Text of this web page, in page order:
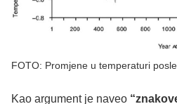
FOTO: Promjene u temperaturi
Kao argument je naveo